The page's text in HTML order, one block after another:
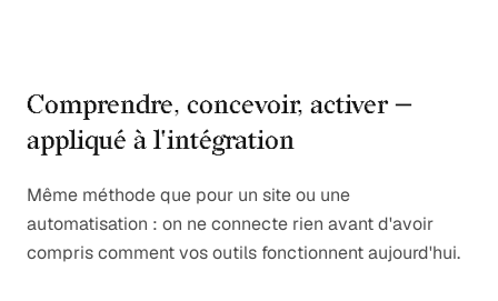
Comprendre, concevoir, activer —
appliqué à l'intégration
Même méthode que pour un site ou une
automatisation : on ne connecte rien avant d'avoir
compris comment vos outils fonctionnent aujourd'hui.